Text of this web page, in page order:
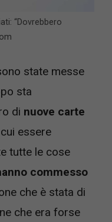
“Dovrebbero
state messe
sta
di nuove carte
essere
tutte le cose
commesso
che è stata di
che era forse